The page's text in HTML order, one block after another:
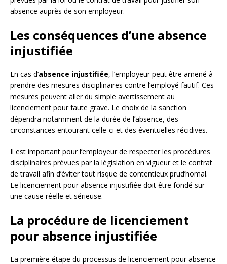
absence auprès de son employeur.
Les conséquences d’une absence
injustifiée
En cas d’absence injustifiée, l’employeur peut être amené à
prendre des mesures disciplinaires contre l’employé fautif. Ces
mesures peuvent aller du simple avertissement au
licenciement pour faute grave. Le choix de la sanction
dépendra notamment de la durée de l’absence, des
circonstances entourant celle-ci et des éventuelles récidives.
Il est important pour l’employeur de respecter les procédures
disciplinaires prévues par la législation en vigueur et le contrat
de travail afin d’éviter tout risque de contentieux prud’homal.
Le licenciement pour absence injustifiée doit être fondé sur
une cause réelle et sérieuse.
La procédure de licenciement
pour absence injustifiée
La première étape du processus de licenciement pour absence